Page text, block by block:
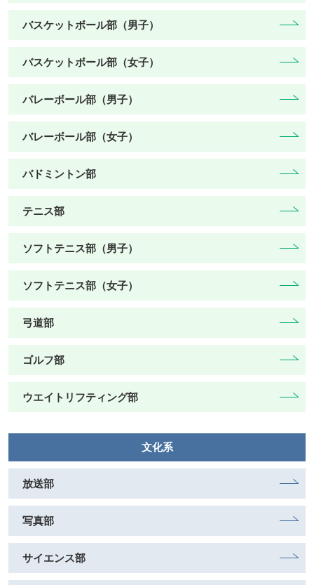
バスケットボール部（男子）
バスケットボール部（女子）
バレーボール部（男子）
バレーボール部（女子）
バドミントン部
テニス部
ソフトテニス部（男子）
ソフトテニス部（女子）
弓道部
ゴルフ部
ウエイトリフティング部
文化系
放送部
写真部
サイエンス部